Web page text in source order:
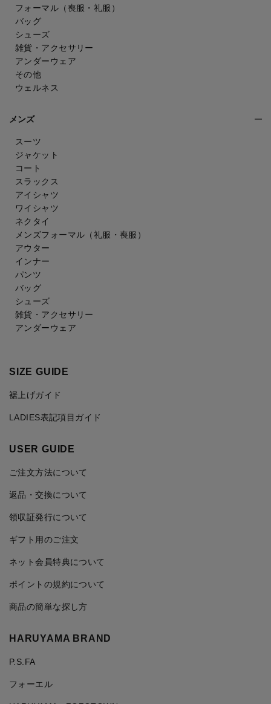
フォーマル（喪服・礼服）
バッグ
シューズ
雑貨・アクセサリー
アンダーウェア
その他
ウェルネス
メンズ
スーツ
ジャケット
コート
スラックス
アイシャツ
ワイシャツ
ネクタイ
メンズフォーマル （礼服・喪服）
アウター
インナー
パンツ
バッグ
シューズ
雑貨・アクセサリー
アンダーウェア
SIZE GUIDE
裾上げガイド
LADIES表記項目ガイド
USER GUIDE
ご注文方法について
返品・交換について
領収証発行について
ギフト用のご注文
ネット会員特典について
ポイントの規約について
商品の簡単な探し方
HARUYAMA BRAND
P.S.FA
フォーエル